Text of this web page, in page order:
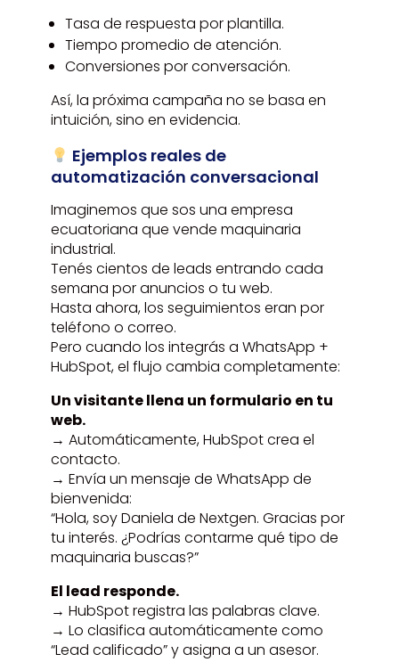
Tasa de respuesta por plantilla.
Tiempo promedio de atención.
Conversiones por conversación.
Así, la próxima campaña no se basa en
intuición, sino en evidencia.
Ejemplos reales de
automatización conversacional
Imaginemos que sos una empresa
ecuatoriana que vende maquinaria
industrial.
Tenés cientos de leads entrando cada
semana por anuncios o tu web.
Hasta ahora, los seguimientos eran por
teléfono o correo.
Pero cuando los integrás a WhatsApp +
HubSpot, el flujo cambia completamente:
Un visitante llena un formulario en tu
web.
→ Automáticamente, HubSpot crea el
contacto.
→ Envía un mensaje de WhatsApp de
bienvenida:
“Hola, soy Daniela de Nextgen. Gracias por
tu interés. ¿Podrías contarme qué tipo de
maquinaria buscas?”
El lead responde.
→ HubSpot registra las palabras clave.
→ Lo clasifica automáticamente como
“Lead calificado” y asigna a un asesor.